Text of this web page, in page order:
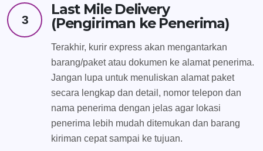
3
Last Mile Delivery
(Pengiriman ke Penerima)
Terakhir, kurir express akan mengantarkan
barang/paket atau dokumen ke alamat penerima.
Jangan lupa untuk menuliskan alamat paket
secara lengkap dan detail, nomor telepon dan
nama penerima dengan jelas agar lokasi
penerima lebih mudah ditemukan dan barang
kiriman cepat sampai ke tujuan.